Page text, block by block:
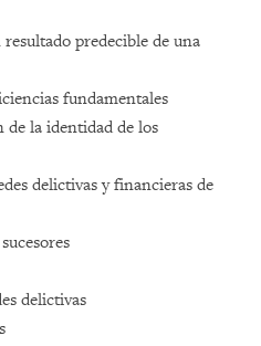
predecible de una
fundamentales
la identidad de los
delictivas y financieras de
delictivas